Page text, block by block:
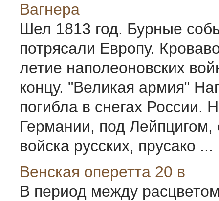
Вагнера
Шел 1813 год. Бурные
потрясали Европу.
летие наполеоновских
концу. "Великая армия"
погибла в снегах России.
Германии, под Лейпцигом,
войска русских, прусако ...
Венская оперетта 20 в
В период между